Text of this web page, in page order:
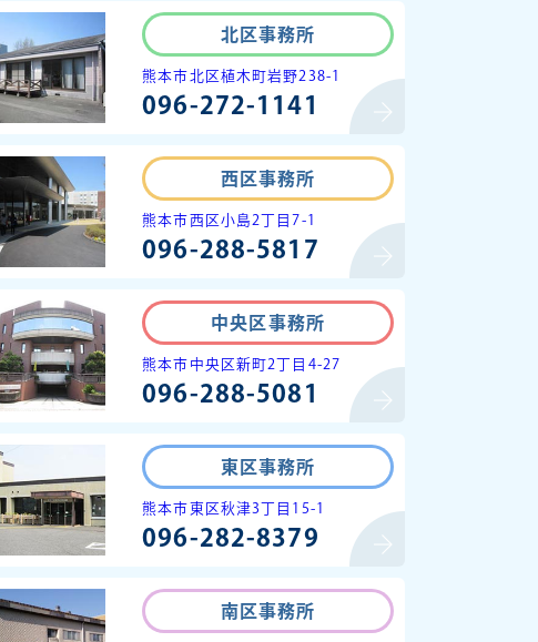
北区事務所
熊本市北区植木町岩野238-1
096-272-1141
西区事務所
熊本市西区小島2丁目7-1
096-288-5817
中央区事務所
熊本市中央区新町2丁目4-27
096-288-5081
東区事務所
熊本市東区秋津3丁目15-1
096-282-8379
南区事務所